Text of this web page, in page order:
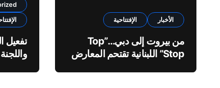
الأخبار الإفتتاحية
من بيروت إلى دبي…”Top
Stop” اللبنانية تقتحم المعارض
تفعيل